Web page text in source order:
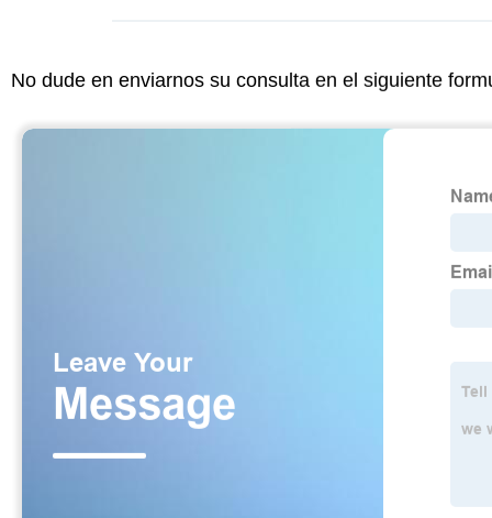
No dude en enviarnos su consulta en el siguiente